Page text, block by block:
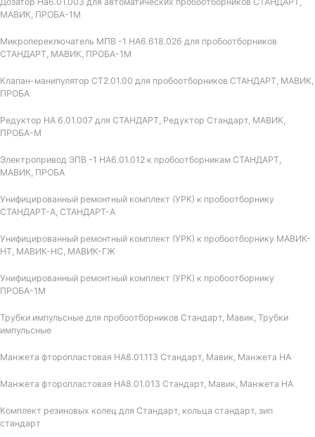
МАВИК, ПРОБА-1М
Микропереключатель МПВ -1 НА6.618.026 для пробоотборников
СТАНДАРТ, МАВИК, ПРОБА-1М
Клапан-манипулятор СТ2.01.00 для пробоотборников СТАНДАРТ, МАВИК,
ПРОБА
Редуктор НА 6.01.007 для СТАНДАРТ, Редуктор Стандарт, МАВИК,
ПРОБА-М
Электропривод ЭПВ -1 НА6.01.012 к пробоотборникам СТАНДАРТ,
МАВИК, ПРОБА
Унифицированный ремонтный комплект (УРК) к пробоотборнику
СТАНДАРТ-А, СТАНДАРТ-А
Унифицированный ремонтный комплект (УРК) к пробоотборнику МАВИК-
НТ, МАВИК-НС, МАВИК-ГЖ
Унифицированный ремонтный комплект (УРК) к пробоотборнику
ПРОБА-1М
Трубки импульсные для пробоотборников Стандарт, Мавик, Трубки
импульсные
Манжета фторопластовая НА8.01.113 Стандарт, Мавик, Манжета НА
Манжета фторопластовая НА8.01.013 Стандарт, Мавик, Манжета НА
Комплект резиновых колец для Стандарт, кольца стандарт, зип
стандарт